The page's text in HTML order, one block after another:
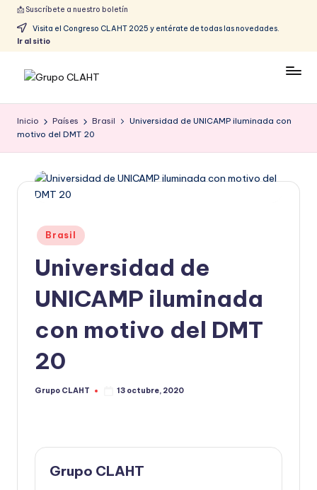
📩 Suscríbete a nuestro boletín
Visita el Congreso CLAHT 2025 y entérate de todas las novedades.
Ir al sitio
Inicio Países Brasil
Universidad de UNICAMP iluminada con
motivo del DMT 20
Brasil
Universidad de
UNICAMP iluminada
con motivo del DMT
20
Grupo CLAHT 13 octubre, 2020
Grupo CLAHT